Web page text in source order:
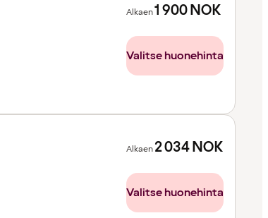
Alkaen1 900NOK
Valitse huonehinta
Alkaen2 034NOK
Valitse huonehinta